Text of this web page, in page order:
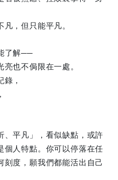
，但只能平凡。
了解──
也不侷限在一處。
，
、平凡」，看似缺點，或許
個人特點。你可以停落在任
度，願我們都能活出自己